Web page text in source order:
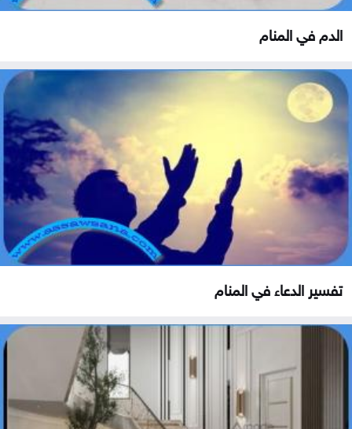
الدم في المنام
تفسير الدعاء في المنام